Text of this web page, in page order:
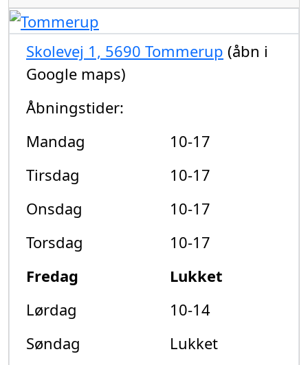
Skolevej 1, 5690 Tommerup (åbn i
Google maps)
Åbningstider:
Mandag
10-17
Tirsdag
10-17
Onsdag
10-17
Torsdag
10-17
Fredag
Lukket
Lørdag
10-14
Søndag
Lukket